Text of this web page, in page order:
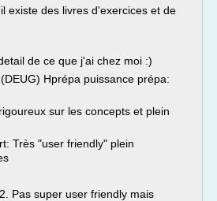
existe des livres d'exercices et de
de ce que j'ai chez moi :)
Hprépa puissance prépa:
sur les concepts et plein
Très "user friendly" plein
Pas super user friendly mais